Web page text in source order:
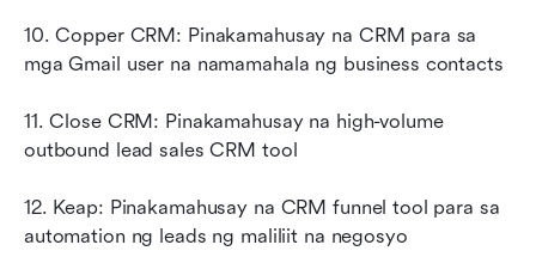
10. Copper CRM: Pinakamahusay na CRM para sa
mga Gmail user na namamahala ng business contacts
11. Close CRM: Pinakamahusay na high-volume
outbound lead sales CRM tool
12. Keap: Pinakamahusay na CRM funnel tool para sa
automation ng leads ng maliliit na negosyo